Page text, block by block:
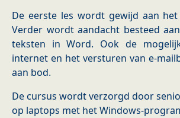
De eerste les wordt gewijd aan het
Verder wordt aandacht besteed
teksten in Word. Ook de
internet en het versturen van e-
aan bod.
De cursus wordt verzorgd door
op laptops met het Windows-